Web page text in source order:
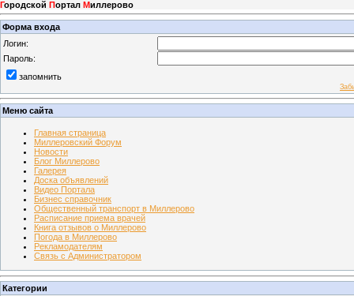
Городской Портал Миллерово
Форма входа
Логин:
Пароль:
запомнить
Меню сайта
Главная страница
Миллеровский Форум
Новости
Блог Миллерово
Галерея
Доска объявлений
Видео Портала
Бизнес справочник
Общественный транспорт в Миллерово
Расписание приема врачей
Книга отзывов о Миллерово
Погода в Миллерово
Рекламодателям
Связь с Администратором
Категории